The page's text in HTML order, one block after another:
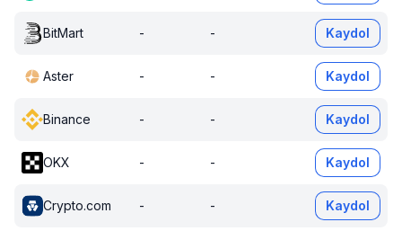
BitMart - - Kaydol
Aster - - Kaydol
Binance - - Kaydol
OKX - - Kaydol
Crypto.com - - Kaydol